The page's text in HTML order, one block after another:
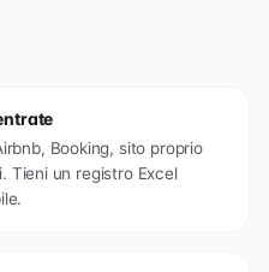
Booking, sito proprio
Tieni un registro Excel